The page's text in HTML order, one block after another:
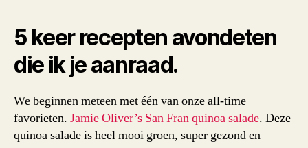
5 keer recepten avondeten
die ik je aanraad.
We beginnen meteen met één van onze all-time
favorieten. Jamie Oliver’s San Fran quinoa salade. Deze
quinoa salade is heel mooi groen, super gezond en